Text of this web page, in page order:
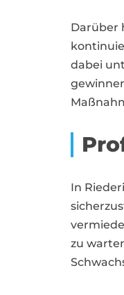
Darüber
dabei
In
zu